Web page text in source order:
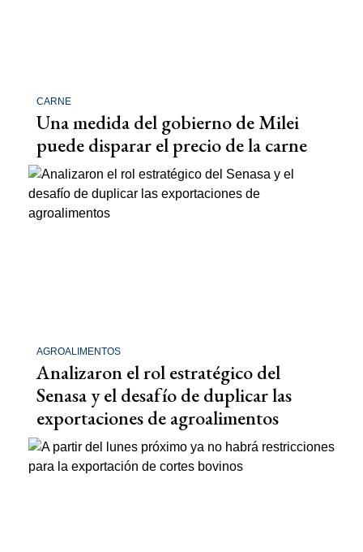
CARNE
Una medida del gobierno de Milei
puede disparar el precio de la carne
AGROALIMENTOS
Analizaron el rol estratégico del
Senasa y el desafío de duplicar las
exportaciones de agroalimentos